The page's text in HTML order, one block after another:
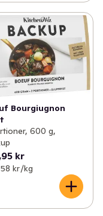
Bourgiugnon
600 g,
kr
kr /kg